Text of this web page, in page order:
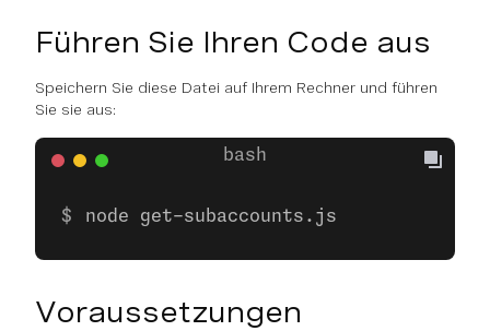
Führen Sie Ihren Code aus
Speichern Sie diese Datei auf Ihrem Rechner und führen
Sie sie aus:
node get-subaccounts.js
Voraussetzungen